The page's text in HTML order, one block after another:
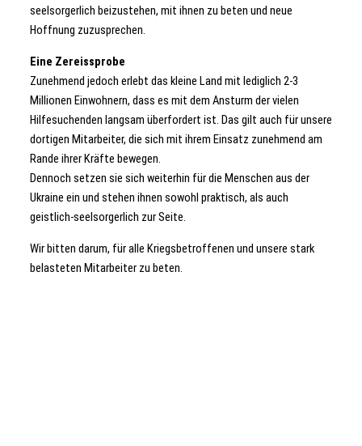
seelsorgerlich beizustehen, mit ihnen zu beten und neue
Hoffnung zuzusprechen.
Eine Zereissprobe
Zunehmend jedoch erlebt das kleine Land mit lediglich 2-3
Millionen Einwohnern, dass es mit dem Ansturm der vielen
Hilfesuchenden langsam überfordert ist. Das gilt auch für unsere
dortigen Mitarbeiter, die sich mit ihrem Einsatz zunehmend am
Rande ihrer Kräfte bewegen.
Dennoch setzen sie sich weiterhin für die Menschen aus der
Ukraine ein und stehen ihnen sowohl praktisch, als auch
geistlich-seelsorgerlich zur Seite.
Wir bitten darum, für alle Kriegsbetroffenen und unsere stark
belasteten Mitarbeiter zu beten.